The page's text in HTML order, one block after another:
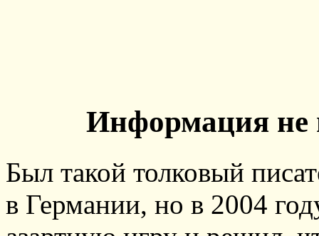
Информация не
Был такой толковый
в Германии, но в 2004